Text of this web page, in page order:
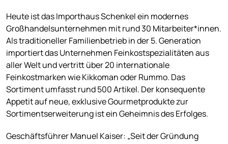
Heute ist das Importhaus Schenkel ein modernes
Großhandelsunternehmen mit rund 30 Mitarbeiter*innen.
Als traditioneller Familienbetrieb in der 5. Generation
importiert das Unternehmen Feinkostspezialitäten aus
aller Welt und vertritt über 20 internationale
Feinkostmarken wie Kikkoman oder Rummo. Das
Sortiment umfasst rund 500 Artikel. Der konsequente
Appetit auf neue, exklusive Gourmetprodukte zur
Sortimentserweiterung ist ein Geheimnis des Erfolges.
Geschäftsführer Manuel Kaiser: „Seit der Gründung